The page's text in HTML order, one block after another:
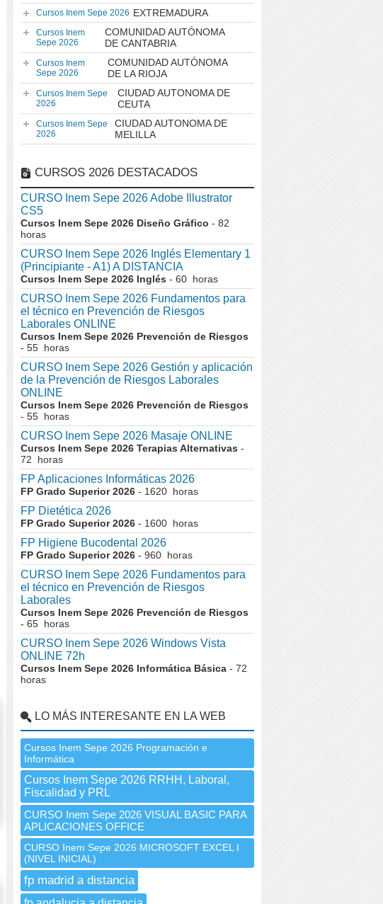
Cursos Inem Sepe 2026 EXTREMADURA
Cursos Inem
Sepe 2026
COMUNIDAD AUTÓNOMA
DE CANTABRIA
Cursos Inem
Sepe 2026
COMUNIDAD AUTÓNOMA
DE LA RIOJA
Cursos Inem Sepe
2026
CIUDAD AUTONOMA DE
CEUTA
Cursos Inem Sepe
2026
CIUDAD AUTONOMA DE
MELILLA
CURSOS 2026 DESTACADOS
CURSO Inem Sepe 2026 Adobe Illustrator
CS5
Cursos Inem Sepe 2026 Diseño Gráfico - 82
horas
CURSO Inem Sepe 2026 Inglés Elementary 1
(Principiante - A1) A DISTANCIA
Cursos Inem Sepe 2026 Inglés - 60 horas
CURSO Inem Sepe 2026 Fundamentos para
el técnico en Prevención de Riesgos
Laborales ONLINE
Cursos Inem Sepe 2026 Prevención de Riesgos
- 55 horas
CURSO Inem Sepe 2026 Gestión y aplicación
de la Prevención de Riesgos Laborales
ONLINE
Cursos Inem Sepe 2026 Prevención de Riesgos
- 55 horas
CURSO Inem Sepe 2026 Masaje ONLINE
Cursos Inem Sepe 2026 Terapias Alternativas -
72 horas
FP Aplicaciones Informáticas 2026
FP Grado Superior 2026 - 1620 horas
FP Dietética 2026
FP Grado Superior 2026 - 1600 horas
FP Higiene Bucodental 2026
FP Grado Superior 2026 - 960 horas
CURSO Inem Sepe 2026 Fundamentos para
el técnico en Prevención de Riesgos
Laborales
Cursos Inem Sepe 2026 Prevención de Riesgos
- 65 horas
CURSO Inem Sepe 2026 Windows Vista
ONLINE 72h
Cursos Inem Sepe 2026 Informática Básica - 72
horas
LO MÁS INTERESANTE EN LA WEB
Cursos Inem Sepe 2026 Programación e
Informática
Cursos Inem Sepe 2026 RRHH, Laboral,
Fiscalidad y PRL
CURSO Inem Sepe 2026 VISUAL BASIC PARA
APLICACIONES OFFICE
CURSO Inem Sepe 2026 MICROSOFT EXCEL I
(NIVEL INICIAL)
fp madrid a distancia